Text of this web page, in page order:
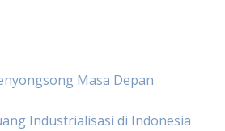
Masa Depan
Industrialisasi di Indonesia